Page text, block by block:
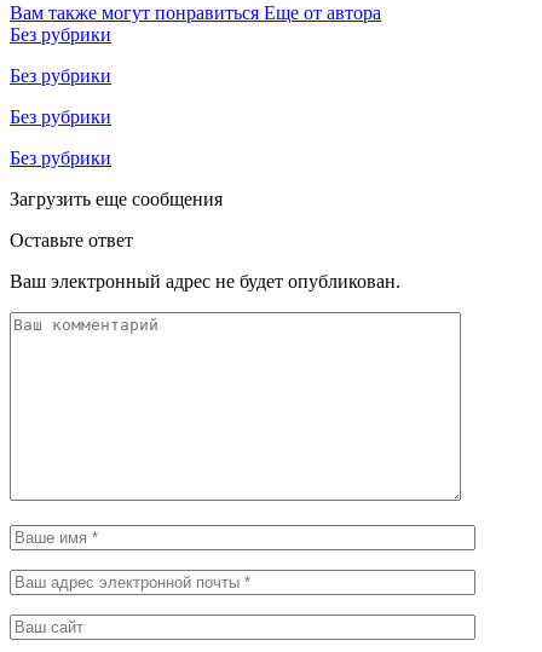
Вам также могут понравиться Еще от автора
Без рубрики
Без рубрики
Без рубрики
Без рубрики
Загрузить еще сообщения
Оставьте ответ
Ваш электронный адрес не будет опубликован.